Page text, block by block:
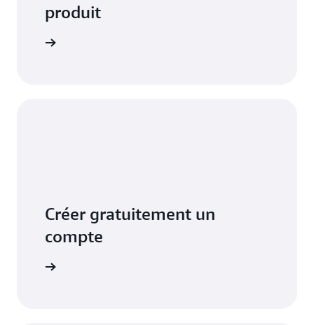
produit
Créer gratuitement un
compte